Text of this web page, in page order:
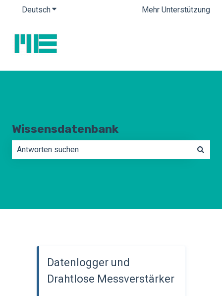
DeutschUntermenü für Übersetzungen anzeigen
Mehr Unterstützung
Wissensdatenbank
Datenlogger und
Drahtlose Messverstärker